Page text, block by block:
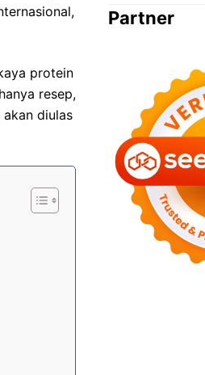
protein
resep,
diulas
Partner